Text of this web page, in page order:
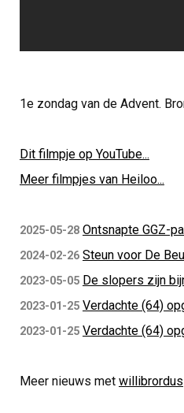
1e zondag van de Advent.
Dit filmpje op YouTube...
Meer filmpjes van Heiloo...
2025-05-28 Ontsnapte GGZ-
2024-02-26 Steun voor De
2023-05-05 De slopers zijn
2023-01-25 Verdachte (64)
2023-01-25 Verdachte (64)
Meer nieuws met willibrordus